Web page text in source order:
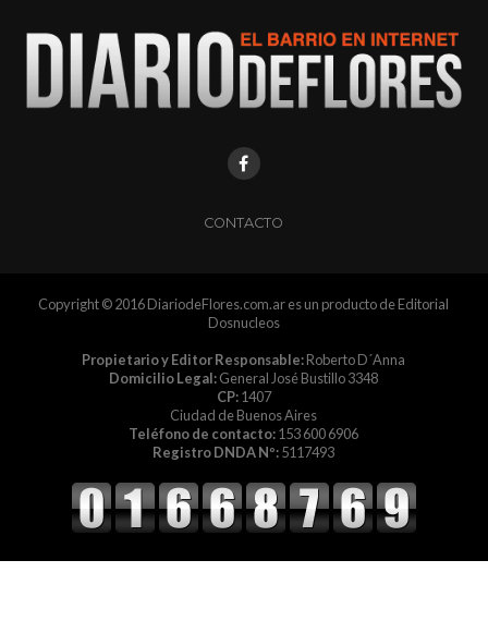
CONTACTO
Copyright © 2016 DiariodeFlores.com.ar es un producto de Editorial
Dosnucleos
Propietario y Editor Responsable:Roberto D´Anna
Domicilio Legal:General José Bustillo 3348
CP:1407
Ciudad de Buenos Aires
Teléfono de contacto:153 600 6906
Registro DNDA Nº:5117493